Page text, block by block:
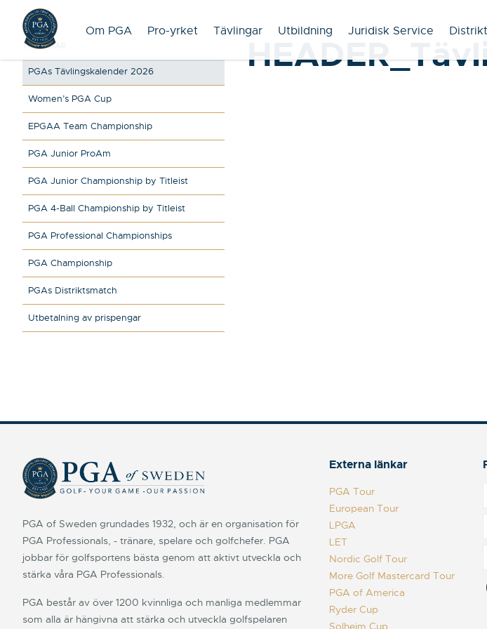
Om PGA Pro-yrket Tävlingar Utbildning Juridisk Service
TÄVLINGAR
PGAs Tävlingskalender 2026
Women’s PGA Cup
EPGAA Team Championship
PGA Junior ProAm
PGA Junior Championship by Titleist
PGA 4-Ball Championship by Titleist
PGA Professional Championships
PGA Championship
PGAs Distriktsmatch
Utbetalning av prispengar
PGA of Sweden grundades 1932, och är en organisation för
PGA Professionals, - tränare, spelare och golfchefer. PGA
jobbar för golfsportens bästa genom att aktivt utveckla och
stärka våra PGA Professionals.
PGA består av över 1200 kvinnliga och manliga medlemmar
som alla är hängivna att stärka och utveckla golfspelaren
Externa länkar
PGA Tour
European Tour
LPGA
LET
Nordic Golf Tour
More Golf Mastercard Tour
PGA of America
Ryder Cup
Solheim Cup